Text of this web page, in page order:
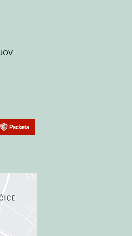
je